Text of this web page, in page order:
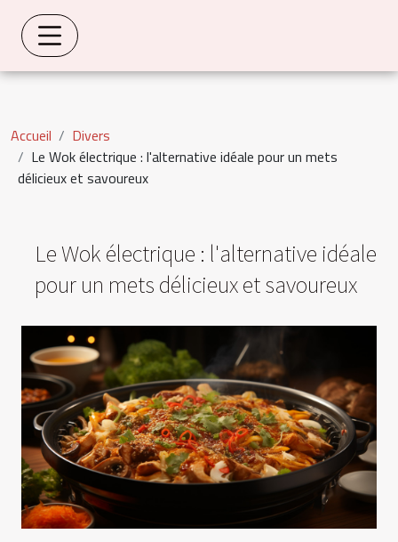
Accueil
Divers
Le Wok électrique : l'alternative idéale pour un mets
délicieux et savoureux
Le Wok électrique : l'alternative idéale
pour un mets délicieux et savoureux